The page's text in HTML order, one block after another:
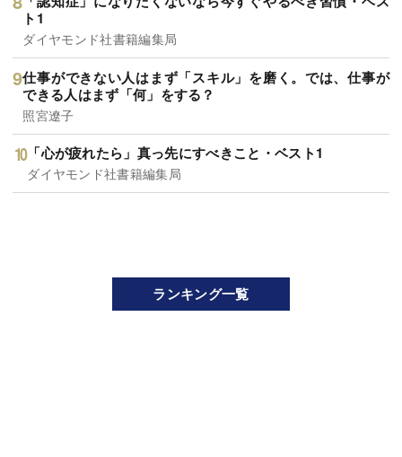
ト1
ダイヤモンド社書籍編集局
仕事ができない人はまず「スキル」を磨く。では、仕事が
できる人はまず「何」をする？
照宮遼子
「心が疲れたら」真っ先にすべきこと・ベスト1
ダイヤモンド社書籍編集局
ランキング一覧